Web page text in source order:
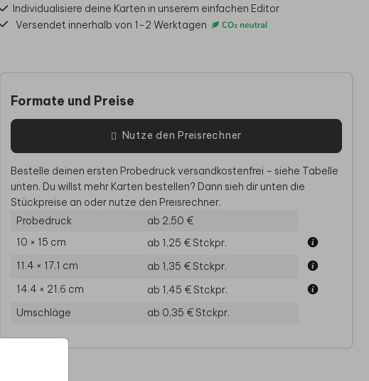
AUFKLEBER DANKESKARTE HOCHZEIT
Individualisiere deine Karten in unserem einfachen Editor
Versendet innerhalb von 1-2 Werktagen
Formate und Preise
Nutze den Preisrechner
Bestelle deinen ersten Probedruck versandkostenfrei – siehe Tabelle
unten. Du willst mehr Karten bestellen? Dann sieh dir unten die
Stückpreise an oder nutze den Preisrechner.
Probedruck
ab 2,50 €
10 × 15 cm
ab 1,25 €Stckpr.
11.4 × 17.1 cm
ab 1,35 €Stckpr.
14.4 × 21.6 cm
ab 1,45 €Stckpr.
Umschläge
ab 0,35 €Stckpr.